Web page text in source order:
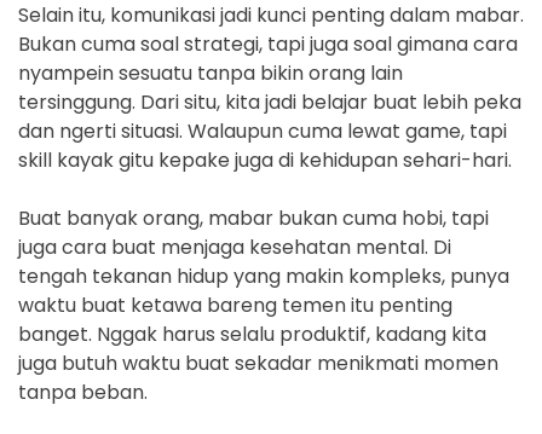
Selain itu, komunikasi jadi kunci penting dalam mabar.
Bukan cuma soal strategi, tapi juga soal gimana cara
nyampein sesuatu tanpa bikin orang lain
tersinggung. Dari situ, kita jadi belajar buat lebih peka
dan ngerti situasi. Walaupun cuma lewat game, tapi
skill kayak gitu kepake juga di kehidupan sehari-hari.
Buat banyak orang, mabar bukan cuma hobi, tapi
juga cara buat menjaga kesehatan mental. Di
tengah tekanan hidup yang makin kompleks, punya
waktu buat ketawa bareng temen itu penting
banget. Nggak harus selalu produktif, kadang kita
juga butuh waktu buat sekadar menikmati momen
tanpa beban.